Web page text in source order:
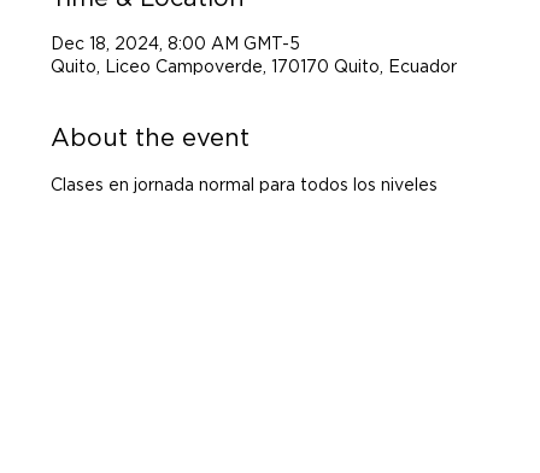
Dec 18, 2024, 8:00 AM GMT-5
Quito, Liceo Campoverde, 170170 Quito, Ecuador
About the event
Clases en jornada normal para todos los niveles